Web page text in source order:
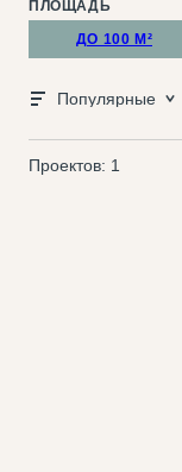
ПЛОЩАДЬ
ДО 100 М²
Популярные
Проектов: 1